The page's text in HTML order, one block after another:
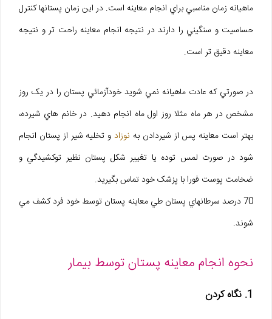
ماهيانه زمان مناسبي براي انجام معاينه است. در اين زمان پستانها کنترل
حساسيت و سنگيني را دارند در نتيجه انجام معاينه راحت تر و نتيجه
معاينه دقيق تر است.
در صورتي که عادت ماهيانه نمي شويد خودآزمائي پستان را در يک روز
مشخص در هر ماه مثلا روز اول ماه انجام دهيد. در خانم هاي شيرده،
بهتر است معاينه پس از شيردادن به نوزاد و تخليه شير از پستان انجام
شود در صورت لمس توده يا تغيير شکل پستان نظير توکشيدگي و
ضخامت پوست فورا با پزشک خود تماس بگيريد.
70 درصد سرطانهاي پستان طي معاينه پستان توسط خود فرد کشف مي
شوند.
نحوه انجام معاينه پستان توسط بيمار
1. نگاه کردن